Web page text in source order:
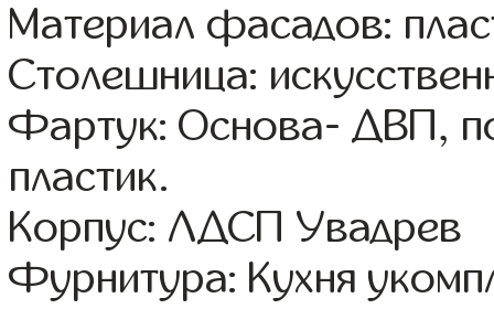
Материал фасадов:
Столешница:
Фартук: Основа- ДВП,
пластик.
Корпус: ЛДСП Увадрев
Фурнитура: Кухня